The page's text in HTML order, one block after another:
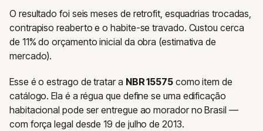
O resultado foi seis meses de retrofit, esquadrias trocadas,
contrapiso reaberto e o habite-se travado. Custou cerca
de 11% do orçamento inicial da obra (estimativa de
mercado).
Esse é o estrago de tratar a NBR 15575como item de
catálogo. Ela é a régua que define se uma edificação
habitacional pode ser entregue ao morador no Brasil —
com força legal desde 19 de julho de 2013.